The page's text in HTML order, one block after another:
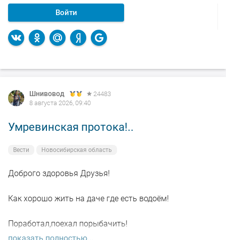
Войти
Шнивовод
24483
8 августа 2026, 09:40
Умревинская протока!..
Вести Новосибирская область
Доброго здоровья Друзья!
Как хорошо жить на даче где есть водоём!
Поработал,поехал порыбачить!